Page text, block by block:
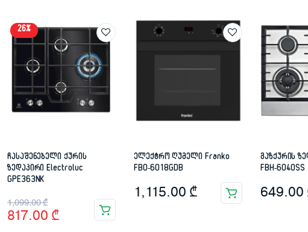
26%
ჩასაშენებელი ქურის
ზედაპირი Electroluc
GPE363NK
1,099.00₾
Original
price
817.00 ₾
Current
price
ელექტრო ღუმელი Franko
FBO-6018GDB
1,115.00 ₾
გაზქურის
FBH-6040SS
649.00